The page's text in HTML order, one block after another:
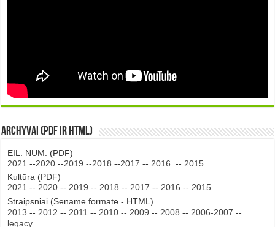
Archyvai (PDF ir HTML)
EIL. NUM. (PDF)
2021 --2020 --2019 --2018 --2017 -- 2016 -- 2015
Kultūra (PDF)
2021 -- 2020 -- 2019 -- 2018 -- 2017 -- 2016 -- 2015
Straipsniai (Sename formate - HTML)
2013 -- 2012 -- 2011 -- 2010 -- 2009 -- 2008 -- 2006-2007 --
legacy